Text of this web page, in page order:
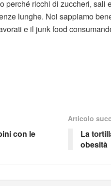
perché ricchi di zuccheri, sali
lunghe. Noi sappiamo
e il junk food
con le
Articolo
La
obesità